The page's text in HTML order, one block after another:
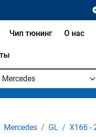
Чип тюнинг О нас
Mercedes GL X166 -